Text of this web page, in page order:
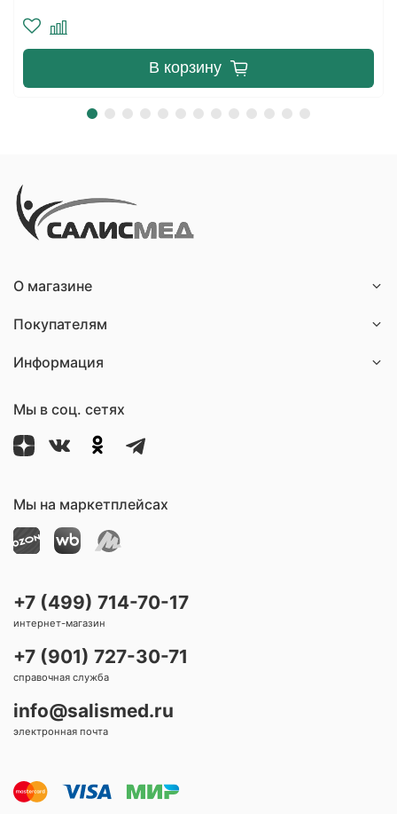
В корзину
О магазине
Покупателям
Информация
Мы в соц. сетях
Мы на маркетплейсах
+7 (499) 714-70-17
интернет-магазин
+7 (901) 727-30-71
справочная служба
info@salismed.ru
электронная почта